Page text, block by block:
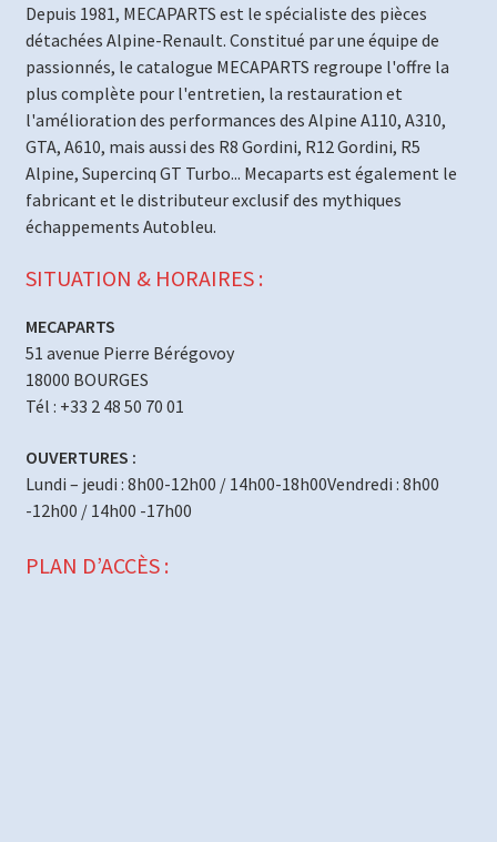
Depuis 1981, MECAPARTS est le spécialiste des pièces
détachées Alpine-Renault. Constitué par une équipe de
passionnés, le catalogue MECAPARTS regroupe l'offre la
plus complète pour l'entretien, la restauration et
l'amélioration des performances des Alpine A110, A310,
GTA, A610, mais aussi des R8 Gordini, R12 Gordini, R5
Alpine, Supercinq GT Turbo... Mecaparts est également le
fabricant et le distributeur exclusif des mythiques
échappements Autobleu.
SITUATION & HORAIRES :
MECAPARTS
51 avenue Pierre Bérégovoy
18000 BOURGES
Tél : +33 2 48 50 70 01
OUVERTURES :
Lundi – jeudi : 8h00-12h00 / 14h00-18h00Vendredi : 8h00
-12h00 / 14h00 -17h00
PLAN D’ACCÈS :